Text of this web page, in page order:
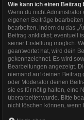
Wie kann ich einen
Wenn du nicht
eigenen Beiträge
bearbeiten, indem du das
Beitrag anklickst; eventuell
seiner Erstellung möglich.
geantwortet hat, wird dein
gekennzeichnet. Es wird
Bearbeitungen angezeigt.
niemand auf deinen Beitrag
oder Moderator deinen
sie es für nötig halten, eine
überarbeitet wurde. Bitte
nicht löschen können,